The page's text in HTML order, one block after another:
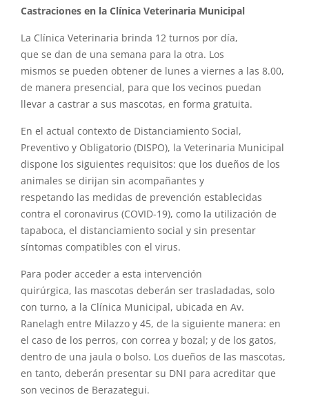
Castraciones en la Clínica Veterinaria Municipal
La Clínica Veterinaria brinda 12 turnos por día,
que se dan de una semana para la otra. Los
mismos se pueden obtener de lunes a viernes a las 8.00,
de manera presencial, para que los vecinos puedan
llevar a castrar a sus mascotas, en forma gratuita.
En el actual contexto de Distanciamiento Social,
Preventivo y Obligatorio (DISPO), la Veterinaria Municipal
dispone los siguientes requisitos: que los dueños de los
animales se dirijan sin acompañantes y
respetando las medidas de prevención establecidas
contra el coronavirus (COVID-19), como la utilización de
tapaboca, el distanciamiento social y sin presentar
síntomas compatibles con el virus.
Para poder acceder a esta intervención
quirúrgica, las mascotas deberán ser trasladadas, solo
con turno, a la Clínica Municipal, ubicada en Av.
Ranelagh entre Milazzo y 45, de la siguiente manera: en
el caso de los perros, con correa y bozal; y de los gatos,
dentro de una jaula o bolso. Los dueños de las mascotas,
en tanto, deberán presentar su DNI para acreditar que
son vecinos de Berazategui.